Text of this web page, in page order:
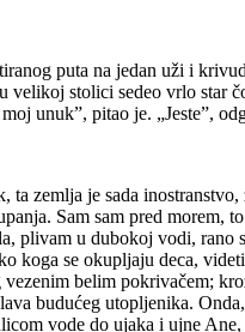
puta na jedan uži i
velikoj stolici sedeo vrlo
unuk”, pitao je. „Jeste”,
ta zemlja je sada
Sam sam pred morem,
plivam u dubokoj vodi,
koga se okupljaju deca,
belim pokrivačem;
budućeg utopljenika.
vode do ujaka i ujne